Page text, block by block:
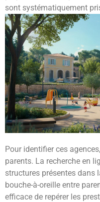
sont systématiquement
Pour identifier ces
parents. La recherche en
structures présentes dans
bouche-à-oreille entre
efficace de repérer les